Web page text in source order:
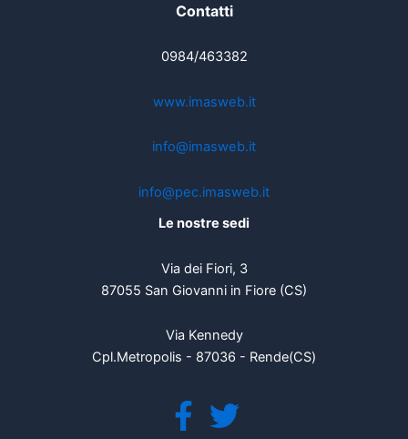
Contatti
0984/463382
www.imasweb.it
info@imasweb.it
info@pec.imasweb.it
Le nostre sedi
Via dei Fiori, 3
87055 San Giovanni in Fiore (CS)
Via Kennedy
Cpl.Metropolis - 87036 - Rende(CS)